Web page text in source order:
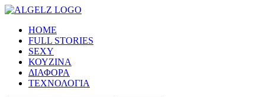
Skip
content
Primary
Menu
HOME
FULL STORIES
SEXY
ΚΟΥΖΙΝΑ
ΔΙΑΦΟΡΑ
ΤΕΧΝΟΛΟΓΙΑ